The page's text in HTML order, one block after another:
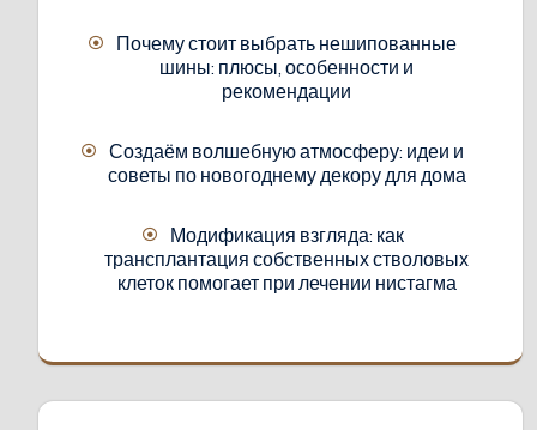
Почему стоит выбрать нешипованные
шины: плюсы, особенности и
рекомендации
Создаём волшебную атмосферу: идеи и
советы по новогоднему декору для дома
Модификация взгляда: как
трансплантация собственных стволовых
клеток помогает при лечении нистагма